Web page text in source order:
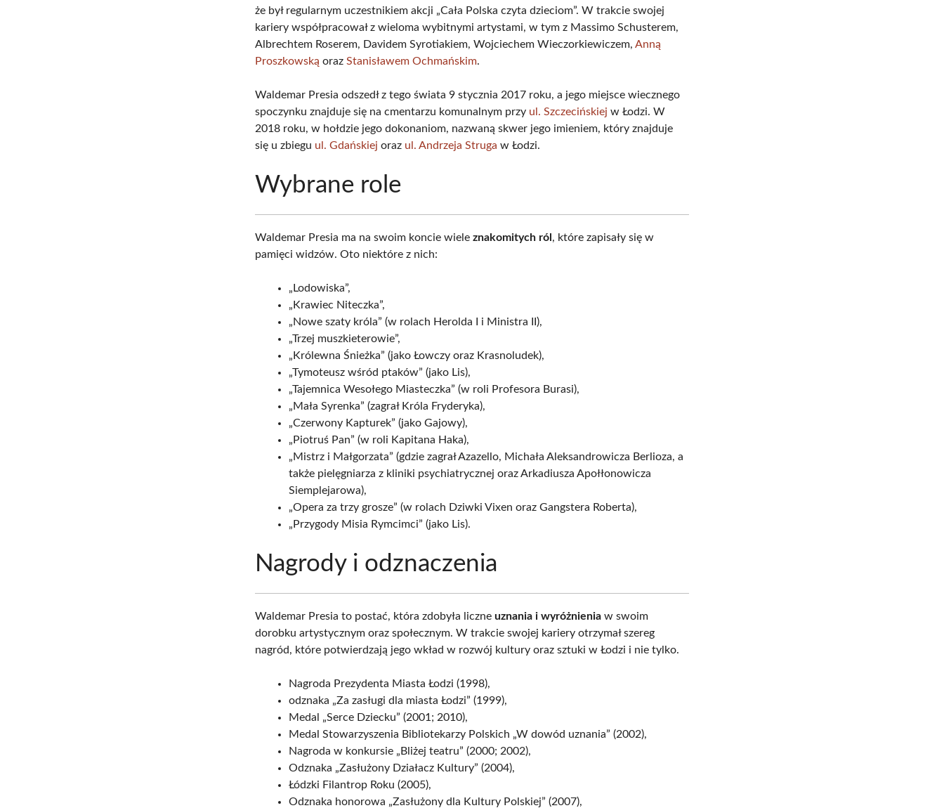
że był regularnym uczestnikiem akcji „Cała Polska czyta dzieciom”. W trakcie swojej
kariery współpracował z wieloma wybitnymi artystami, w tym z Massimo Schusterem,
Albrechtem Roserem, Davidem Syrotiakiem, Wojciechem Wieczorkiewiczem,Anną
Proszkowską orazStanisławem Ochmańskim.
Waldemar Presia odszedł z tego świata 9 stycznia 2017 roku, a jego miejsce wiecznego
spoczynku znajduje się na cmentarzu komunalnym przy ul. Szczecińskiej w Łodzi. W
2018 roku, w hołdzie jego dokonaniom, nazwaną skwer jego imieniem, który znajduje
się u zbiegu ul. Gdańskiej oraz ul. Andrzeja Struga w Łodzi.
Wybrane role
Waldemar Presia ma na swoim koncie wieleznakomitych ról, które zapisały się w
pamięci widzów. Oto niektóre z nich:
„Lodowiska”,
„Krawiec Niteczka”,
„Nowe szaty króla” (w rolach Herolda I i Ministra II),
„Trzej muszkieterowie”,
„Królewna Śnieżka” (jako Łowczy oraz Krasnoludek),
„Tymoteusz wśród ptaków” (jako Lis),
„Tajemnica Wesołego Miasteczka” (w roli Profesora Burasi),
„Mała Syrenka” (zagrał Króla Fryderyka),
„Czerwony Kapturek” (jako Gajowy),
„Piotruś Pan” (w roli Kapitana Haka),
„Mistrz i Małgorzata” (gdzie zagrał Azazello, Michała Aleksandrowicza Berlioza, a
także pielęgniarza z kliniki psychiatrycznej oraz Arkadiusza Apołłonowicza
Siemplejarowa),
„Opera za trzy grosze” (w rolach Dziwki Vixen oraz Gangstera Roberta),
„Przygody Misia Rymcimci” (jako Lis).
Nagrody i odznaczenia
Waldemar Presia to postać, która zdobyła liczneuznania i wyróżnienia w swoim
dorobku artystycznym oraz społecznym. W trakcie swojej kariery otrzymał szereg
nagród, które potwierdzają jego wkład w rozwój kultury oraz sztuki w Łodzi i nie tylko.
Nagroda Prezydenta Miasta Łodzi (1998),
odznaka „Za zasługi dla miasta Łodzi” (1999),
Medal „Serce Dziecku” (2001; 2010),
Medal Stowarzyszenia Bibliotekarzy Polskich „W dowód uznania” (2002),
Nagroda w konkursie „Bliżej teatru” (2000; 2002),
Odznaka „Zasłużony Działacz Kultury” (2004),
Łódzki Filantrop Roku (2005),
Odznaka honorowa „Zasłużony dla Kultury Polskiej” (2007),